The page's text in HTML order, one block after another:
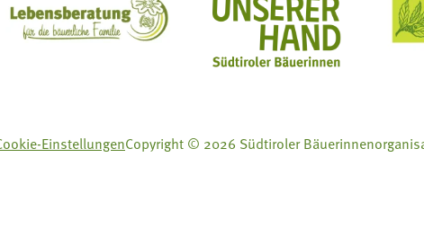
Mit Bäuerinnen lernen - wachsen - leben
Lebensberatung für die bäuerliche Familie
Aus unserer Hand
EinstellungenCopyright © 2026 Südtiroler